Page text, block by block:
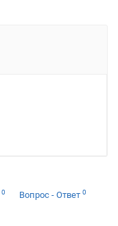
0 Вопрос - Ответ 0